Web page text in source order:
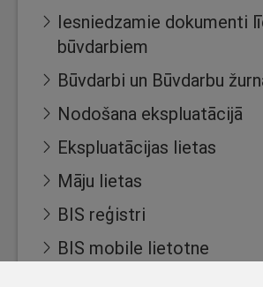
Iesniedzamie dokumenti
būvdarbiem
Būvdarbi un Būvdarbu
Nodošana ekspluatācijā
Ekspluatācijas lietas
Māju lietas
BIS reģistri
BIS mobile lietotne